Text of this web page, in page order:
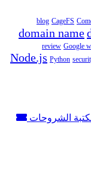
blog CageFS
domain name
review Google
Node.js Python
الشروحات